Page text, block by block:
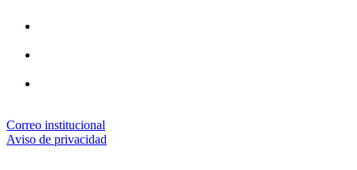
Correo institucional
Aviso de privacidad